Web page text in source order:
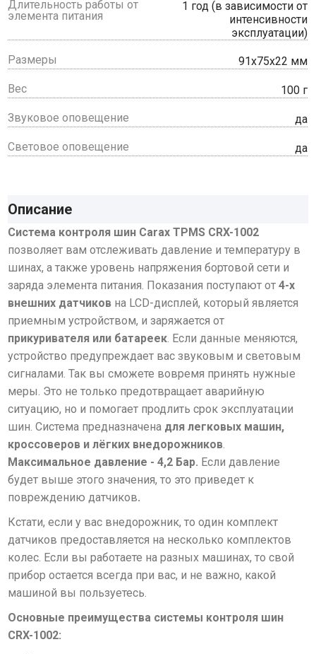
Длительность работы от
элемента питания
1 год (в зависимости от
интенсивности
эксплуатации)
Размеры
91х75х22 мм
Вес 100 г
Звуковое оповещение да
Световое оповещение да
Описание
Система контроля шин Carax TPMS CRX-1002
позволяет вам отслеживать давление и температуру в
шинах, а также уровень напряжения бортовой сети и
заряда элемента питания. Показания поступают от4-х
внешних датчиков на LCD-дисплей, который является
приемным устройством, и заряжается от
прикуривателя или батареек. Если данные меняются,
устройство предупреждает вас звуковым и световым
сигналами. Так вы сможете вовремя принять нужные
меры. Это не только предотвращает аварийную
ситуацию, но и помогает продлить срок эксплуатации
шин. Система предназначена для легковых машин,
кроссоверов и лёгких внедорожников.
Максимальное давление - 4,2 Бар. Если давление
будет выше этого значения, то это приведет к
повреждению датчиков.
Кстати, если у вас внедорожник, то один комплект
датчиков предоставляется на несколько комплектов
колес. Если вы работаете на разных машинах, то свой
прибор остается всегда при вас, и не важно, какой
машиной вы пользуетесь.
Основные преимущества системы контроля шин
CRX-1002: